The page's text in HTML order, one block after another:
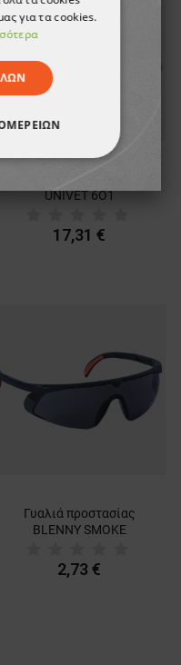
UNIVET 6О1
17,31 €
Γυαλιά προστασίας
BLENNY SMOKE
2,73 €
για τα cookies.